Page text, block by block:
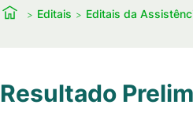
Editais Editais da
Resultado